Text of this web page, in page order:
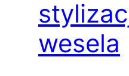
wesela